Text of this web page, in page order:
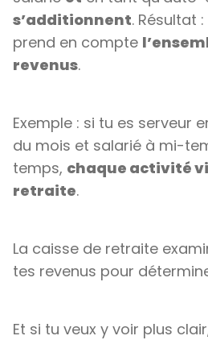
s’additionnent. Résultat
prend en compte
revenus.
Exemple : si tu es serveur
du mois et salarié à mi-
temps, chaque activité
retraite.
La caisse de retraite
tes revenus pour
Et si tu veux y voir plus